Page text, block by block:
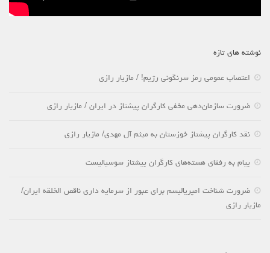
نوشته های تازه
اعتصاب عمومی رمز سرنگونی رژیم! / مازیار رازی
ضرورت سازمان‌دهی مخفی کارگران پیشتاز در ایران / مازیار رازی
نقد کارگران پیشتاز خوزستان به میثم آل مهدی/ مازیار رازی
پیام به رفقای هسته‌های کارگران پیشتاز سوسیالیست
ضرورت شناخت امپریالیسم برای عبور از سرمایه داری ناقص الخلقه ایران/
مازیار رازی